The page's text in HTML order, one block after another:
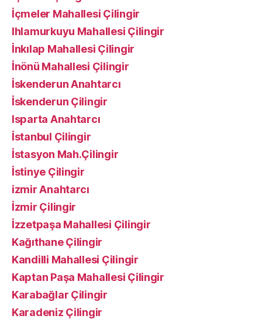
İçmeler Mahallesi Çilingir
Ihlamurkuyu Mahallesi Çilingir
İnkılap Mahallesi Çilingir
İnönü Mahallesi Çilingir
İskenderun Anahtarcı
İskenderun Çilingir
Isparta Anahtarcı
İstanbul Çilingir
İstasyon Mah.Çilingir
İstinye Çilingir
izmir Anahtarcı
İzmir Çilingir
İzzetpaşa Mahallesi Çilingir
Kağıthane Çilingir
Kandilli Mahallesi Çilingir
Kaptan Paşa Mahallesi Çilingir
Karabağlar Çilingir
Karadeniz Çilingir